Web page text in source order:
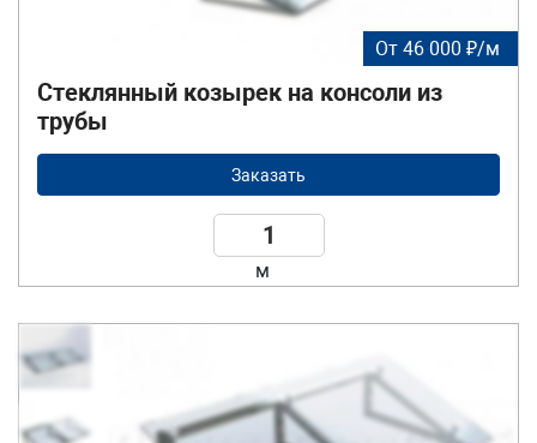
От 46 000 ₽/м
Стеклянный козырек на консоли из
трубы
Заказать
м